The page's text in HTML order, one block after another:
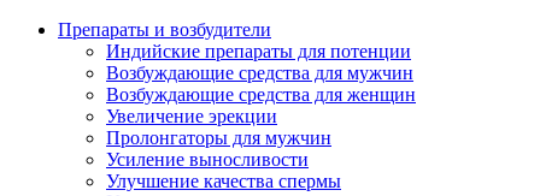
Препараты и возбудители
Индийские препараты для потенции
Возбуждающие средства для мужчин
Возбуждающие средства для женщин
Увеличение эрекции
Пролонгаторы для мужчин
Усиление выносливости
Улучшение качества спермы